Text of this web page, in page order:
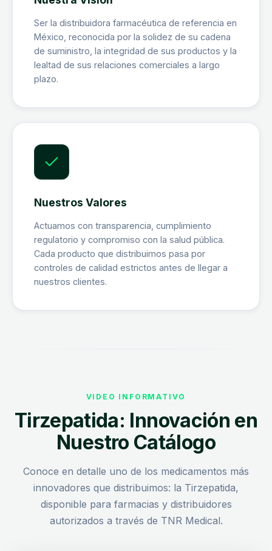
Ser la distribuidora farmacéutica de referencia en
México, reconocida por la solidez de su cadena
de suministro, la integridad de sus productos y la
lealtad de sus relaciones comerciales a largo
plazo.
Nuestros Valores
Actuamos con transparencia, cumplimiento
regulatorio y compromiso con la salud pública.
Cada producto que distribuimos pasa por
controles de calidad estrictos antes de llegar a
nuestros clientes.
VIDEO INFORMATIVO
Tirzepatida: Innovación en
Nuestro Catálogo
Conoce en detalle uno de los medicamentos más
innovadores que distribuimos: la Tirzepatida,
disponible para farmacias y distribuidores
autorizados a través de TNR Medical.